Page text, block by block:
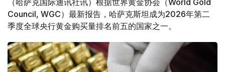
（哈萨克国际通讯社讯）根据世界黄金协会（World Gold
Council, WGC）最新报告，哈萨克斯坦成为2026年第二
季度全球央行黄金购买量排名前五的国家之一。